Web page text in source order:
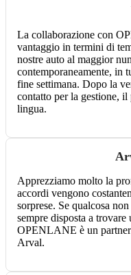
La collaborazione con
vantaggio in termini di
nostre auto al maggior
contemporaneamente, in
fine settimana. Dopo la
contatto per la gestione,
lingua.
Apprezziamo molto la
accordi vengono
sorprese. Se qualcosa
sempre disposta a
OPENLANE è un partner
Arval.